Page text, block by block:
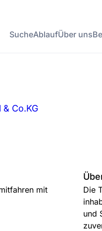
SucheAblaufÜber uns
Co.KG
mit
Die
und